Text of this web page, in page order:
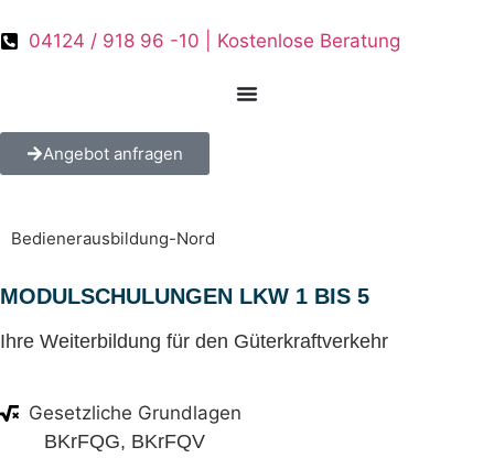
04124 / 918 96 -10 | Kostenlose Beratung
Angebot anfragen
Bedienerausbildung-Nord
MODULSCHULUNGEN LKW 1 BIS 5
Ihre Weiterbildung für den Güterkraftverkehr
Gesetzliche Grundlagen
BKrFQG, BKrFQV